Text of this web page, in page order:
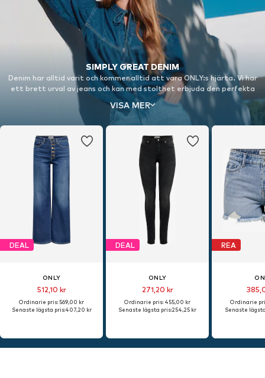
SIMPLY GREAT DENIM
Denim har alltid varit och kommer alltid att vara ONLY:s hjärta. Vi har
ett brett urval av jeans och kan med stolthet erbjuda den perfekta
passformen för alla.
VISA MER
DEAL
ONLY
512,10 kr
Ordinarie pris: 569,00 kr
Senaste lägsta pris:407,20 kr
DEAL
ONLY
271,20 kr
Ordinarie pris: 455,00 kr
Senaste lägsta pris:254,25 kr
REA
Ordinarie
Senaste